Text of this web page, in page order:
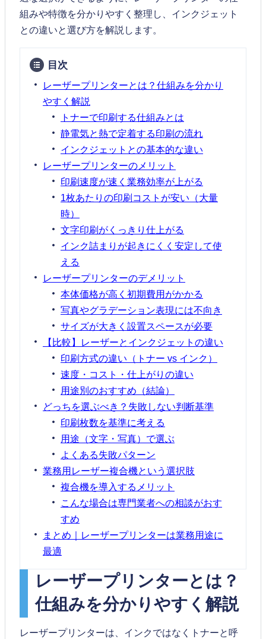
組みや特徴を分かりやすく整理し、インクジェット
との違いと選び方を解説します。
目次
レーザープリンターとは？仕組みを分かり
やすく解説
トナーで印刷する仕組みとは
静電気と熱で定着する印刷の流れ
インクジェットとの基本的な違い
レーザープリンターのメリット
印刷速度が速く業務効率が上がる
1枚あたりの印刷コストが安い（大量
時）
文字印刷がくっきり仕上がる
インク詰まりが起きにくく安定して使
える
レーザープリンターのデメリット
本体価格が高く初期費用がかかる
写真やグラデーション表現には不向き
サイズが大きく設置スペースが必要
【比較】レーザーとインクジェットの違い
印刷方式の違い（トナー vs インク）
速度・コスト・仕上がりの違い
用途別のおすすめ（結論）
どっちを選ぶべき？失敗しない判断基準
印刷枚数を基準に考える
用途（文字・写真）で選ぶ
よくある失敗パターン
業務用レーザー複合機という選択肢
複合機を導入するメリット
こんな場合は専門業者への相談がおす
すめ
まとめ｜レーザープリンターは業務用途に
最適
レーザープリンターとは？
仕組みを分かりやすく解説
レーザープリンターは、インクではなくトナーと呼